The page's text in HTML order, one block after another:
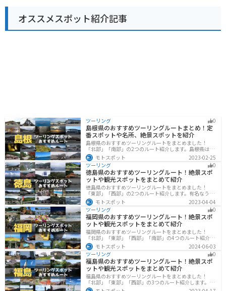
しても、ぜひ立ち寄ってみてください。
オススメスポット紹介記事
ツーリング 0
島根県のおすすめツーリングルートまとめ！定
番スポットや名所、絶景スポットを紹介
島根県のおすすめツーリングルートをまとめました！
「北部」「南部」の2つのルート紹介します。島根県は、
海と山が近く、1日で全然違う景色を堪能することができ
ます。バイクで島根県にツーリングに行く際は参考にし
てください。
モトスポット
2023-02-25
ツーリング
0
徳島県のおすすめツーリングルート！絶景スポ
ットや観光スポットをまとめて紹介
徳島県のおすすめツーリングルートをまとめました！
「東部」「西部」の2つのルート紹介します。有名なうず
しおや山を中心とした自然豊かなスポットが多数ありま
す。バイクで徳島県にツーリングに行く際は参考にして
ください。
モトスポット
2023-04-04
ツーリング
0
福岡県のおすすめツーリングルート！絶景スポ
ットや観光スポットをまとめて紹介
福岡県のおすすめツーリングルートをまとめました！
「北部」「東部」「西部」「南部」の4つのルート紹介し
ます。豊かな自然から歴史ある名所、グルメまで多彩な
魅力が詰まっており、様々な楽しみ方ができます。バイ
クで福岡県にツーリングに行く際は参考にしてくださ
い。
モトスポット
2024-06-03
ツーリング
0
福島県のおすすめツーリングルート！絶景スポ
ットや観光スポットをまとめて紹介
福島県のおすすめツーリングルートをまとめました！
「北部」「東部」「西部」の3つのルート紹介します。内
陸部には山々が連なり、海岸線は太平洋に面してるので